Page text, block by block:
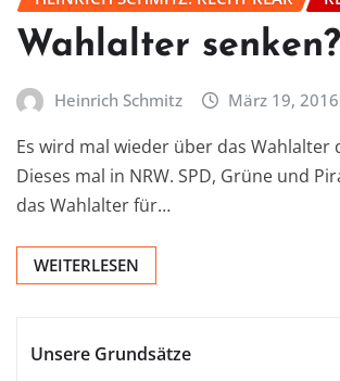
Wahlalter senken?
Heinrich Schmitz März 19, 2016
Es wird mal wieder über das Wahlalter
Dieses mal in NRW. SPD, Grüne und
das Wahlalter für…
WEITERLESEN
Unsere Grundsätze